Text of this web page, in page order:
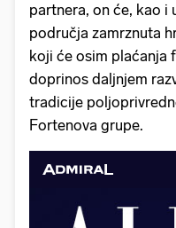
partnera, on će, kao i
područja zamrznuta
koji će osim plaćanja
doprinos daljnjem
tradicije
Fortenova grupe.